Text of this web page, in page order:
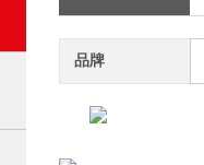
品牌